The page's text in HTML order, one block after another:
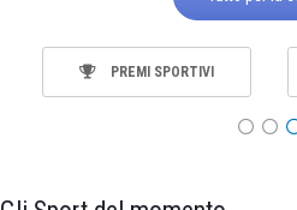
PREMI SPORTIVI